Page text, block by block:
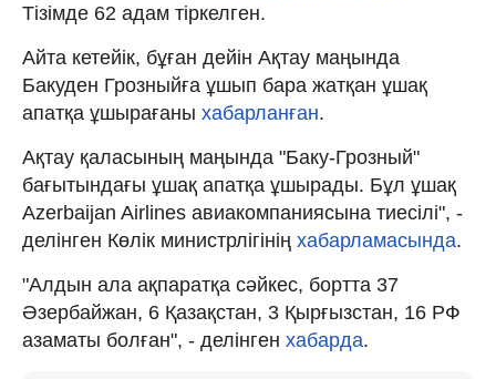
Тізімде 62 адам тіркелген.
Айта кетейік, бұған дейін Ақтау маңында
Бакуден Грозныйға ұшып бара жатқан ұшақ
апатқа ұшырағаны хабарланған.
Ақтау қаласының маңында "Баку-Грозный"
бағытындағы ұшақ апатқа ұшырады. Бұл ұшақ
Azerbaijan Airlines авиакомпаниясына тиесілі", -
делінген Көлік министрлігінің хабарламасында.
"Алдын ала ақпаратқа сәйкес, бортта 37
Әзербайжан, 6 Қазақстан, 3 Қырғызстан, 16 РФ
азаматы болған", - делінген хабарда.